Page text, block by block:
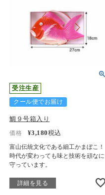
受注生産
クール便でお届け
鯛９号箱入り
価格 ¥3,180税込
富山伝統文化である細工かまぼこ！
時代が変わっても味と技術を頑なに
守っています。
詳細を見る